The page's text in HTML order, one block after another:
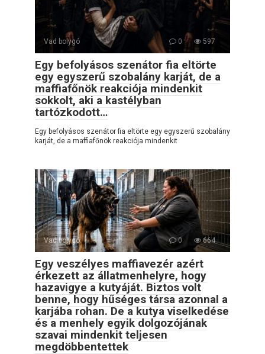
Vad bolygó 0 597
Egy befolyásos szenátor fia eltörte
egy egyszerű szobalány karját, de a
maffiafőnök reakciója mindenkit
sokkolt, aki a kastélyban
tartózkodott…
Egy befolyásos szenátor fia eltörte egy egyszerű szobalány
karját, de a maffiafőnök reakciója mindenkit
Vad bolygó 0 664
Egy veszélyes maffiavezér azért
érkezett az állatmenhelyre, hogy
hazavigye a kutyáját. Biztos volt
benne, hogy hűséges társa azonnal a
karjába rohan. De a kutya viselkedése
és a menhely egyik dolgozójának
szavai mindenkit teljesen
megdöbbentettek